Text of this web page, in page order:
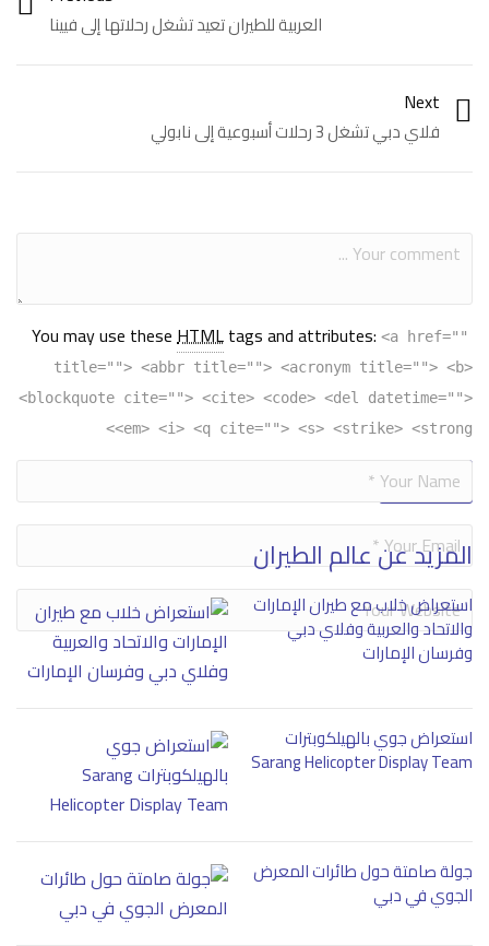
العربية للطيران تعيد تشغل رحلاتها إلى فيينا
Next
فلاي دبي تشغل 3 رحلات أسبوعية إلى نابولي
You may use theseHTMLtags and attributes: <a href=""
title=""> <abbr title=""> <acronym title=""> <b>
<blockquote cite=""> <cite> <code> <del datetime="">
<em> <i> <q cite=""> <s> <strike> <strong>
Alternative:
المزيد عن عالم الطيران
استعراض خلاب مع طيران الإمارات
والاتحاد والعربية وفلاي دبي
وفرسان الإمارات
استعراض جوي بالهيلكوبترات
Sarang Helicopter Display Team
جولة صامتة حول طائرات المعرض
الجوي في دبي